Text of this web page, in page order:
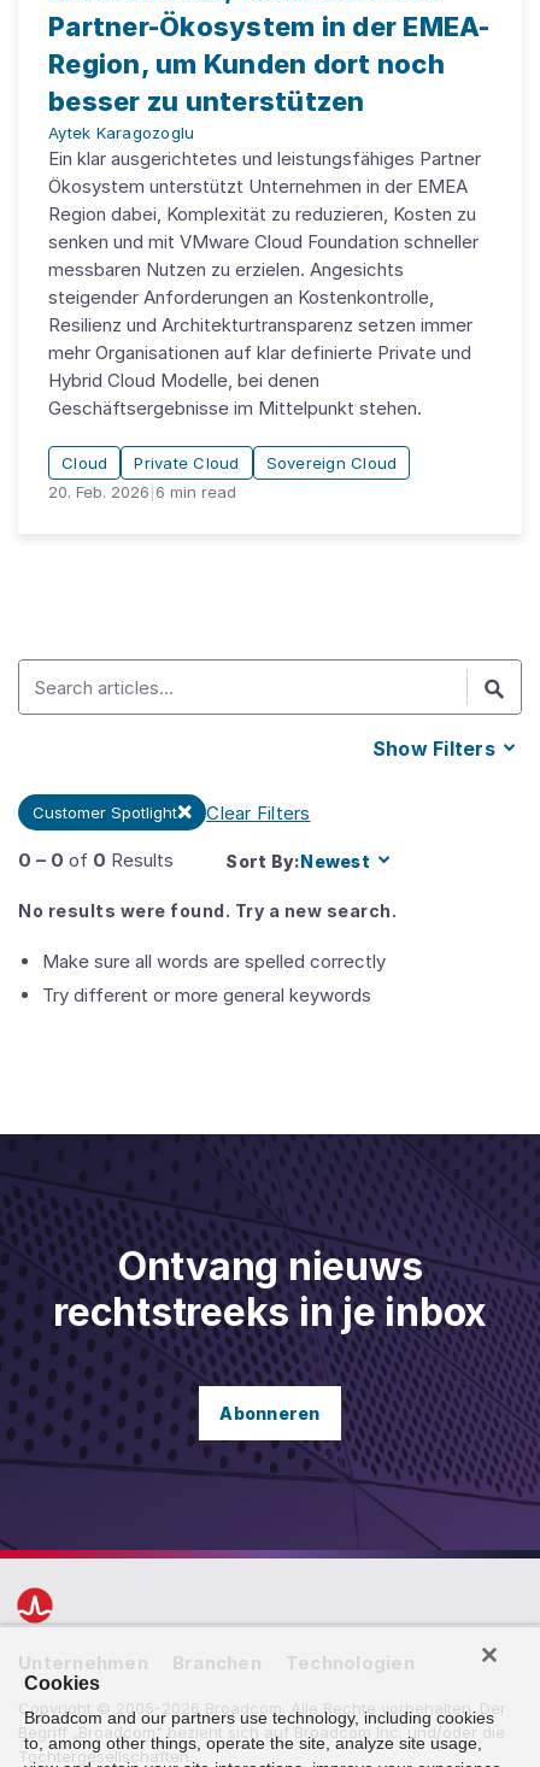
Partner-Ökosystem in der EMEA-
Region, um Kunden dort noch
besser zu unterstützen
Aytek Karagozoglu
Ein klar ausgerichtetes und leistungsfähiges Partner
Ökosystem unterstützt Unternehmen in der EMEA
Region dabei, Komplexität zu reduzieren, Kosten zu
senken und mit VMware Cloud Foundation schneller
messbaren Nutzen zu erzielen. Angesichts
steigender Anforderungen an Kostenkontrolle,
Resilienz und Architekturtransparenz setzen immer
mehr Organisationen auf klar definierte Private und
Hybrid Cloud Modelle, bei denen
Geschäftsergebnisse im Mittelpunkt stehen.
Cloud Private Cloud
Sovereign Cloud
20. Feb. 2026 6 min read
ShowFilters
Customer Spotlight Clear Filters
0 – 0 of 0 Results Sort By:Newest
No results were found. Try a new search.
Make sure all words are spelled correctly
Try different or more general keywords
Ontvang nieuws
rechtstreeks in je inbox
Abonneren
Unternehmen Branchen Technologien
Copyright ©️ 2005-2026 Broadcom. Alle Rechte vorbehalten. Der
Begriff „Broadcom" bezieht sich auf Broadcom Inc. und/oder die
Tochtergesellschaften.
Cookies
Broadcom and our partners use technology, including cookies
to, among other things, operate the site, analyze site usage,